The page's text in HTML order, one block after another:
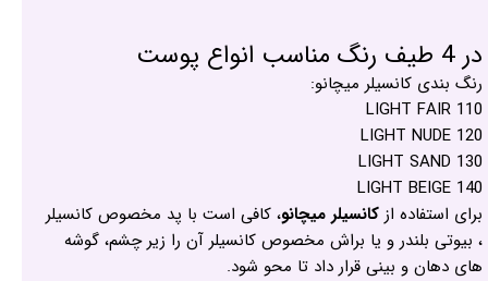
در 4 طیف رنگ مناسب انواع پوست
رنگ بندی کانسیلر میچانو:
LIGHT FAIR 110
LIGHT NUDE 120
LIGHT SAND 130
LIGHT BEIGE 140
برای استفاده از کانسیلر میچانو، کافی است با پد مخصوص کانسیلر
، بیوتی بلندر و یا براش مخصوص کانسیلر آن را زیر چشم، گوشه
های دهان و بینی قرار داد تا محو شود.